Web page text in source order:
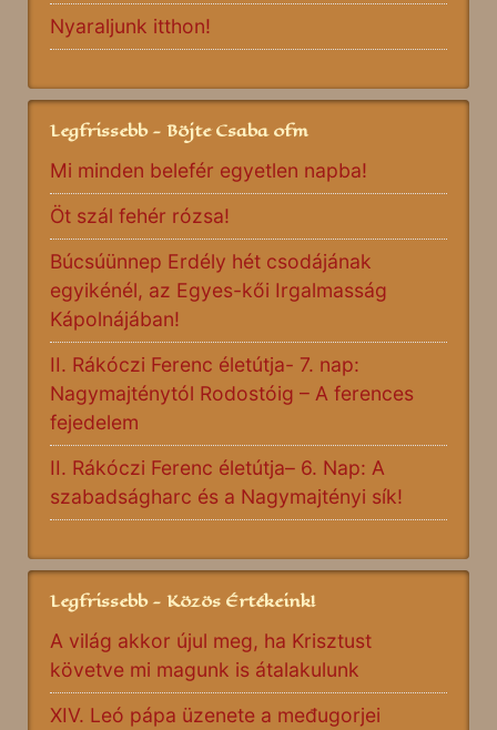
Nyaraljunk itthon!
Legfrissebb - Böjte Csaba ofm
Mi minden belefér egyetlen napba!
Öt szál fehér rózsa!
Búcsúünnep Erdély hét csodájának
egyikénél, az Egyes-kői Irgalmasság
Kápolnájában!
II. Rákóczi Ferenc életútja- 7. nap:
Nagymajténytól Rodostóig – A ferences
fejedelem
II. Rákóczi Ferenc életútja– 6. Nap: A
szabadságharc és a Nagymajtényi sík!
Legfrissebb - Közös Értékeink!
A világ akkor újul meg, ha Krisztust
követve mi magunk is átalakulunk
XIV. Leó pápa üzenete a međugorjei